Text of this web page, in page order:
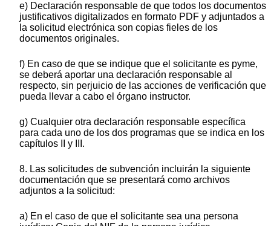
e) Declaración responsable de que todos los documentos
justificativos digitalizados en formato PDF y adjuntados a
la solicitud electrónica son copias fieles de los
documentos originales.
f) En caso de que se indique que el solicitante es pyme,
se deberá aportar una declaración responsable al
respecto, sin perjuicio de las acciones de verificación que
pueda llevar a cabo el órgano instructor.
g) Cualquier otra declaración responsable específica
para cada uno de los dos programas que se indica en los
capítulos II y III.
8. Las solicitudes de subvención incluirán la siguiente
documentación que se presentará como archivos
adjuntos a la solicitud:
a) En el caso de que el solicitante sea una persona